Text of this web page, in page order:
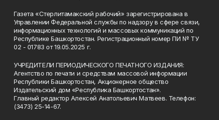
Газета «Стерлитамакский рабочий» зарегистрирована в
Управлении Федеральной службы по надзору в сфере связи,
информационных технологий и массовых коммуникаций по
Республике Башкортостан. Регистрационный номер ПИ № ТУ
02 - 01783 от 19.05.2025 г.
УЧРЕДИТЕЛИ ПЕРИОДИЧЕСКОГО ПЕЧАТНОГО ИЗДАНИЯ:
Агентство по печати и средствам массовой информации
Республики Башкортостан, Акционерное общество
Издательский дом «Республика Башкортостан».
Главный редактор Алексей Анатольевич Матвеев. Телефон:
(3473) 25-14-67.